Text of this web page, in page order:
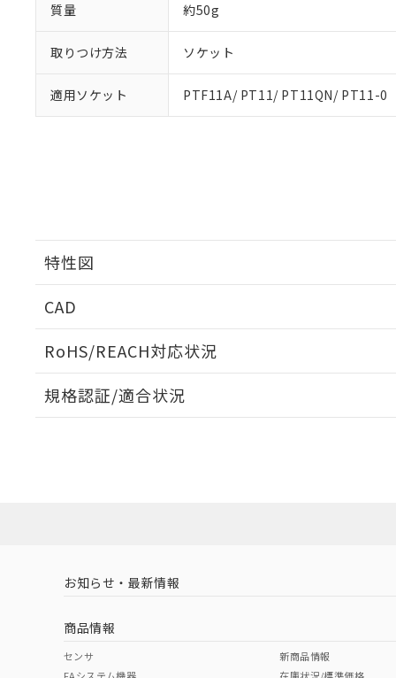
質量 約50g
取りつけ方法 ソケット
適用ソケット PTF11A/ PT11/ PT11QN/ PT11-0
特性図
CAD
RoHS/REACH対応状況
EU RoHS 注意事項・凡例
中国 RoHS 注意事項・凡例
中国 RoHS表
規格認証/適合状況
（イギリス
（ノルウェー
お知らせ・最新情報
商品情報
センサ
新商品情報